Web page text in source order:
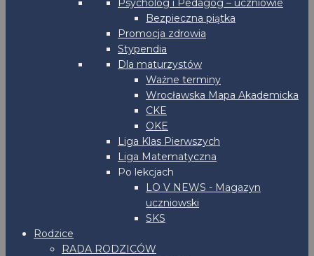
Psycholog i Pedagog – uczniowie
Bezpieczna piątka
Promocja zdrowia
Stypendia
Dla maturzystów
Ważne terminy
Wrocławska Mapa Akademicka
CKE
OKE
Liga Klas Pierwszych
Liga Matematyczna
Po lekcjach
LO V NEWS - Magazyn
uczniowski
SKS
Rodzice
RADA RODZICÓW